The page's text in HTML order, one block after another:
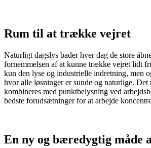
Rum til at trække vejret
Naturligt dagslys bader hver dag de store
fornemmelsen af at kunne trække vejret lidt
kun den lyse og industrielle indretning, men
hvor alle løsninger er sunde og naturlige. Det
kombineres med punktbelysning ved
bedste forudsætninger for at arbejde
En ny og bæredygtig måde